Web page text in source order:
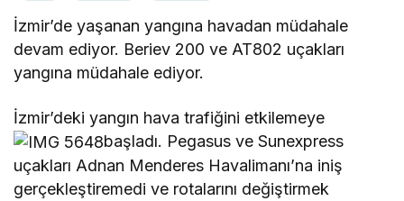
İzmir’de yaşanan yangına havadan müdahale
devam ediyor. Beriev 200 ve AT802 uçakları
yangına müdahale ediyor.
İzmir’deki yangın hava trafiğini etkilemeye
başladı. Pegasus ve Sunexpress
uçakları Adnan Menderes Havalimanı’na iniş
gerçekleştiremedi ve rotalarını değiştirmek